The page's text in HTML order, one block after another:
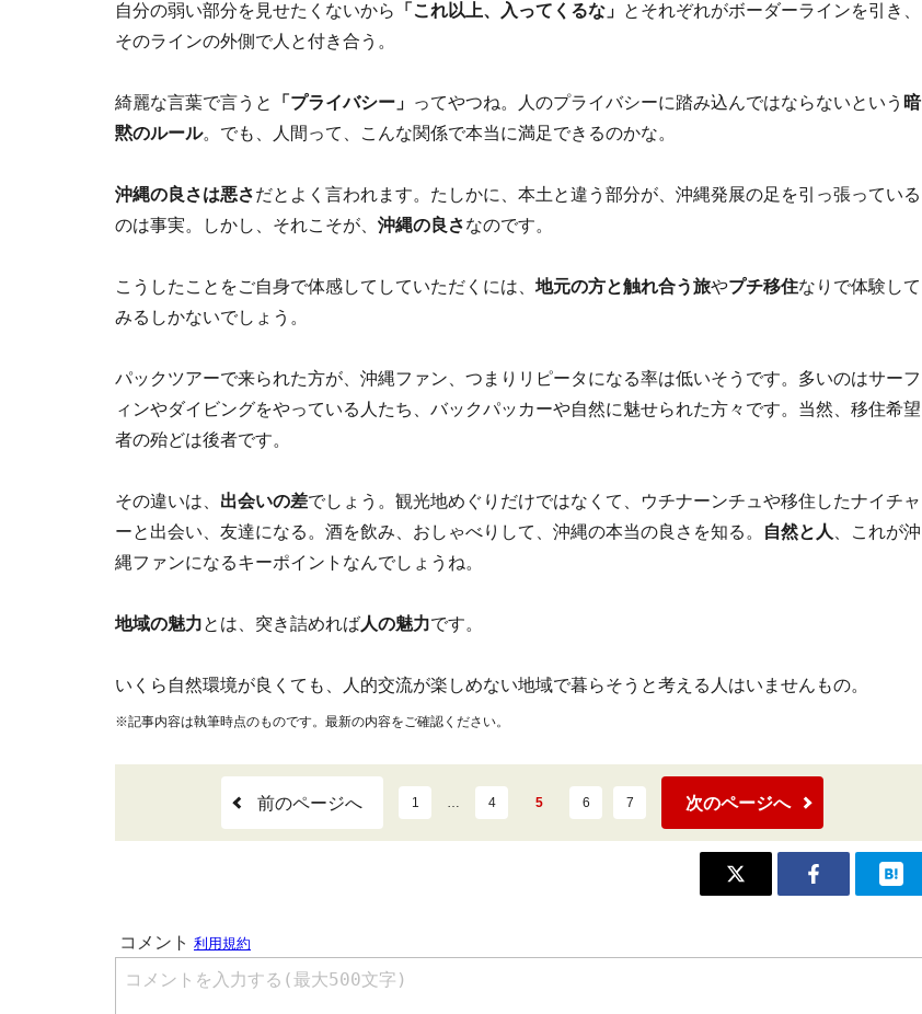
自分の弱い部分を見せたくないから 「これ以上、入ってくるな」 とそれぞれがボーダーラインを引き、
そのラインの外側で人と付き合う。
綺麗な言葉で言うと 「プライバシー」 ってやつね。人のプライバシーに踏み込んではならないという 暗
黙のルール。でも、人間って、こんな関係で本当に満足できるのかな。
沖縄の良さは悪さだとよく言われます。たしかに、本土と違う部分が、沖縄発展の足を引っ張っている
のは事実。しかし、それこそが、 沖縄の良さなのです。
こうしたことをご自身で体感してしていただくには、 地元の方と触れ合う旅やプチ移住なりで体験して
みるしかないでしょう。
パックツアーで来られた方が、沖縄ファン、つまりリピータになる率は低いそうです。多いのはサーフ
ィンやダイビングをやっている人たち、バックパッカーや自然に魅せられた方々です。当然、移住希望
者の殆どは後者です。
その違いは、 出会いの差でしょう。観光地めぐりだけではなくて、ウチナーンチュや移住したナイチャ
ーと出会い、友達になる。酒を飲み、おしゃべりして、沖縄の本当の良さを知る。
自然と人
、これが沖
縄ファンになるキーポイントなんでしょうね。
地域の魅力とは、突き詰めれば人の魅力です。
いくら自然環境が良くても、人的交流が楽しめない地域で暮らそうと考える人はいませんもの。
※記事内容は執筆時点のものです。最新の内容をご確認ください。
前のページへ 1 … 4 5 6 7 次のページへ